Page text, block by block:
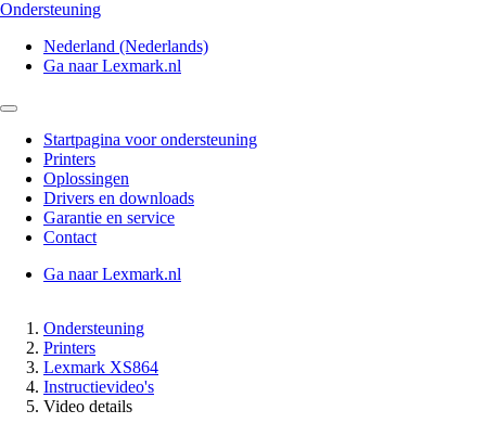
Ondersteuning
Nederland (Nederlands)
Ga naar Lexmark.nl
Startpagina voor ondersteuning
Printers
Oplossingen
Drivers en downloads
Garantie en service
Contact
Ga naar Lexmark.nl
Ondersteuning
Printers
Lexmark XS864
Instructievideo's
Video details